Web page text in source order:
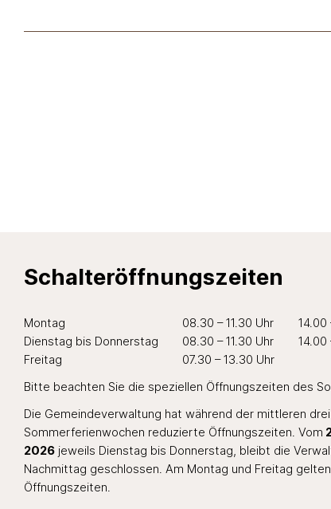
Schalteröffnungszeiten
Wochentag Öffnungszeiten Vormittag
Montag 08.30 – 11.30 Uhr
14.00
Dienstag bis Donnerstag 08.30 – 11.30 Uhr
14.00
Freitag
07.30 – 13.30 Uhr
Bitte beachten Sie die speziellen Öffnungszeiten des
Die Gemeindeverwaltung hat während der mittleren drei
Sommerferienwochen reduzierte Öffnungszeiten. Vom
2026jeweils Dienstag bis Donnerstag, bleibt die
Nachmittag geschlossen. Am Montag und Freitag
Öffnungszeiten.